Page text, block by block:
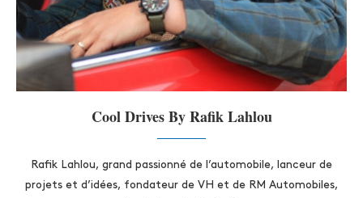
Cool Drives By Rafik Lahlou
Rafik Lahlou, grand passionné de l’automobile, lanceur de
projets et d’idées, fondateur de VH et de RM Automobiles,